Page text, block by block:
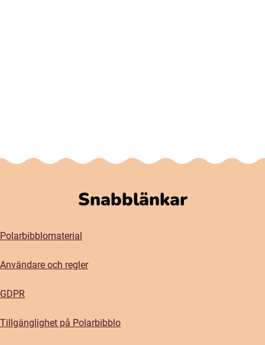
Snabblänkar
Polarbibblomaterial
Användare och regler
GDPR
Tillgänglighet på Polarbibblo